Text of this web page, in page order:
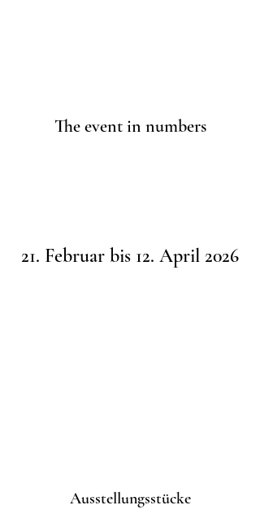
The event in numbers
21. Februar bis 12. April 2026
Ausstellungsstücke